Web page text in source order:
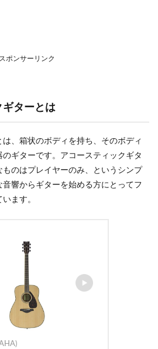
スポンサーリンク
ギターとは
、箱状のボディを持ち、そのボディ
ギターです。アコースティックギタ
のはプレイヤーのみ、というシンプ
響からギターを始める方にとってフ
ます。